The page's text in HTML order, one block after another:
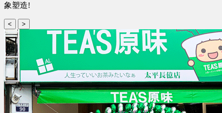
象塑造!
< >